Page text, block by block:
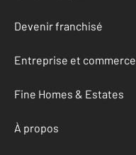
Devenir franchisé
Entreprise et commerce
Fine Homes & Estates
À propos